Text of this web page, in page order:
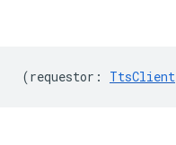
(requestor : TtsClient